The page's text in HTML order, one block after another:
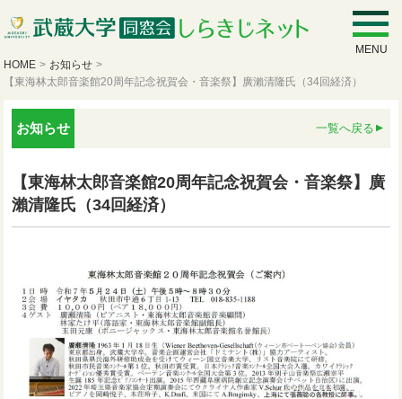
MENU
HOME > お知らせ >
【東海林太郎音楽館20周年記念祝賀会・音楽祭】廣瀨清隆氏（34回経済）
お知らせ 一覧へ戻る
【東海林太郎音楽館20周年記念祝賀会・音楽祭】廣
瀨清隆氏（34回経済）